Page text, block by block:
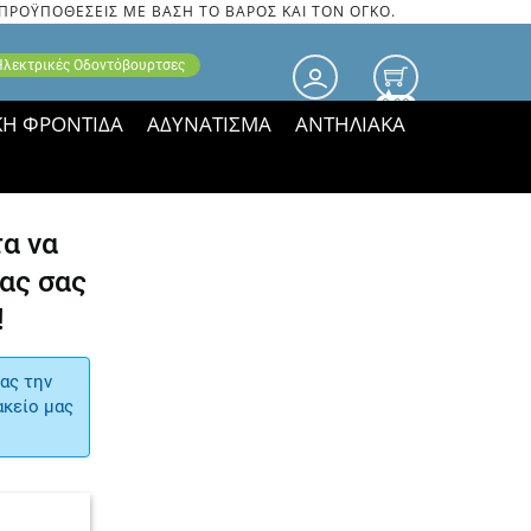
ΜΕ ΒΑΣΗ ΤΟ ΒΑΡΟΣ ΚΑΙ ΤΟΝ ΟΓΚΟ.
Οδοντόβουρτσες
0.00
ΦΡΟΝΤΙΔΑ ΑΔΥΝΑΤΙΣΜΑ ΑΝΤΗΛΙΑΚΑ
να
σας
την
μας